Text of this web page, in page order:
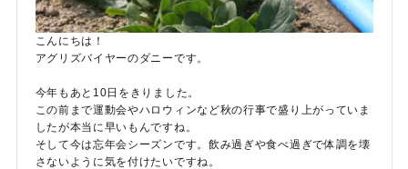
こんにちは！
アグリズバイヤーのダニーです。
今年もあと10日をきりました。
この前まで運動会やハロウィンなど秋の行事で盛り上がっていま
したが本当に早いもんですね。
そして今は忘年会シーズンです。飲み過ぎや食べ過ぎで体調を壊
さないように気を付けたいですね。